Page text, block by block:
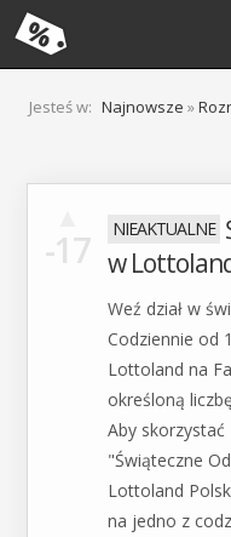
Jesteś w: Najnowsze »
-17 w
Weź dział w
Codziennie od
Lottoland na
określoną
Aby
"Świąteczne
Lottoland
na jedno z